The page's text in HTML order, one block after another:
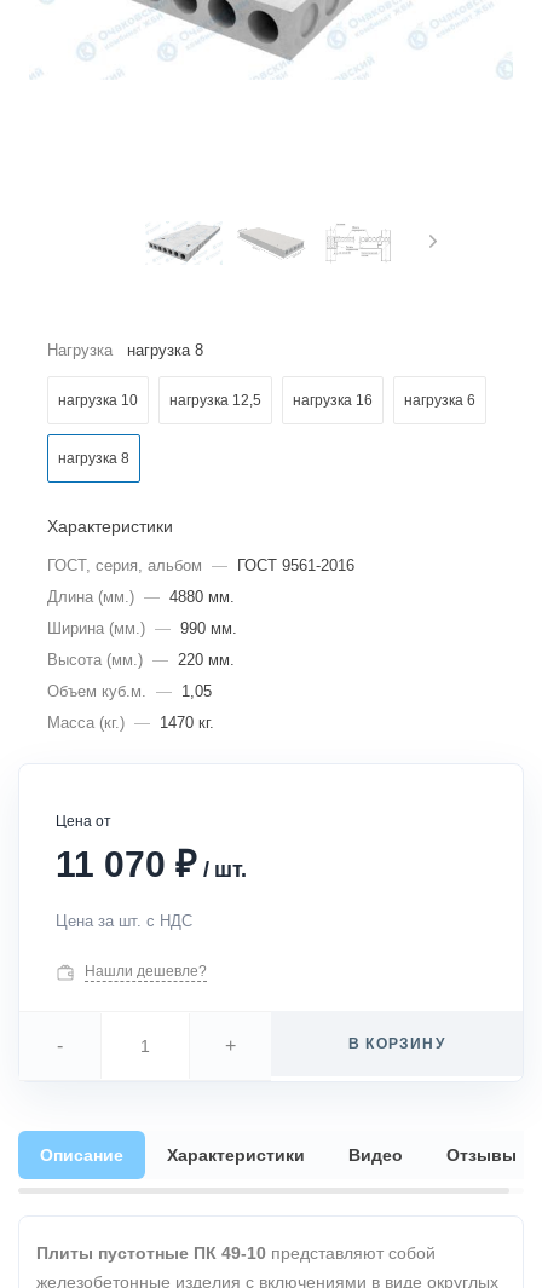
Нагрузка нагрузка 8
нагрузка 10 нагрузка 12,5 нагрузка 16 нагрузка 6
нагрузка 8
Характеристики
ГОСТ, серия, альбом —
ГОСТ 9561-2016
Длина (мм.) — 4880 мм.
Ширина (мм.) — 990 мм.
Высота (мм.) — 220 мм.
Объем куб.м. — 1,05
Масса (кг.) — 1470 кг.
Цена от
11 070 ₽ / шт.
Цена за шт. с НДС
Нашли дешевле?
- + В КОРЗИНУ
Описание Характеристики Видео Отзывы
Плиты пустотные ПК 49-10 представляют собой
железобетонные изделия с включениями в виде округлых